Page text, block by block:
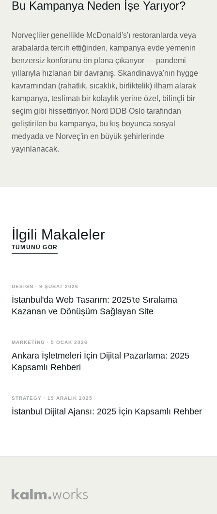
Bu Kampanya Neden İşe Yarıyor?
Norveçliler genellikle McDonald's'ı restoranlarda veya
arabalarda tercih ettiğinden, kampanya evde yemenin
benzersiz konforunu ön plana çıkarıyor — pandemi
yıllarıyla hızlanan bir davranış. Skandinavya'nın hygge
kavramından (rahatlık, sıcaklık, birliktelik) ilham alarak
kampanya, teslimatı bir kolaylık yerine özel, bilinçli bir
seçim gibi hissettiriyor. Nord DDB Oslo tarafından
geliştirilen bu kampanya, bu kış boyunca sosyal
medyada ve Norveç'in en büyük şehirlerinde
yayınlanacak.
İlgili Makaleler
TÜMÜNÜ GÖR
DESIGN · 9 ŞUBAT 2026
İstanbul'da Web Tasarım: 2025'te Sıralama
Kazanan ve Dönüşüm Sağlayan Site
MARKETING · 5 OCAK 2026
Ankara İşletmeleri İçin Dijital Pazarlama: 2025
Kapsamlı Rehberi
STRATEGY · 19 ARALIK 2025
İstanbul Dijital Ajansı: 2025 İçin Kapsamlı Rehber